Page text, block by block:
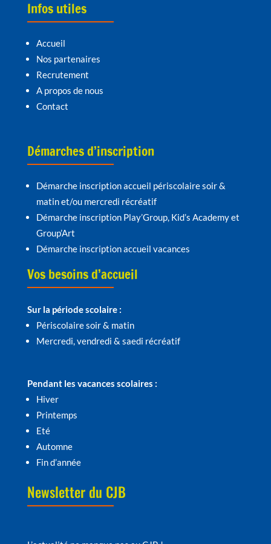
Infos utiles
Accueil
Nos partenaires
Recrutement
A propos de nous
Contact
Démarches d’inscription
Démarche inscription accueil périscolaire soir &
matin et/ou mercredi récréatif
Démarche inscription Play’Group, Kid’s Academy et
Group’Art
Démarche inscription accueil vacances
Vos besoins d’accueil
Sur la période scolaire :
Périscolaire soir & matin
Mercredi, vendredi & saedi récréatif
Pendant les vacances scolaires :
Hiver
Printemps
Eté
Automne
Fin d’année
Newsletter du CJB